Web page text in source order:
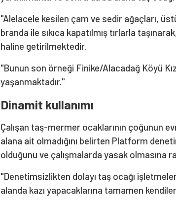
"Alelacele kesilen çam ve sedir ağaçları,
branda ile sıkıca kapatılmış tırlarla
haline getirilmektedir.
"Bunun son örneği Finike/Alacadağ Köyü
yaşanmaktadır."
Dinamit kullanımı
Çalışan taş-mermer ocaklarının çoğunun
alana ait olmadığını belirten Platform
olduğunu ve çalışmalarda yasak olmasına
"Denetimsizlikten dolayı taş ocağı
alanda kazı yapacaklarına tamamen